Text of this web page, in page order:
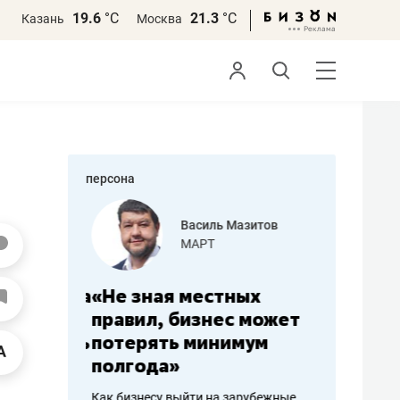
Казань 19.6 °С Москва 21.3 °С
персона
работа
Василь Мазитов
МАРТ
«Не зная местных
правил, бизнес может
потерять минимум
полгода»